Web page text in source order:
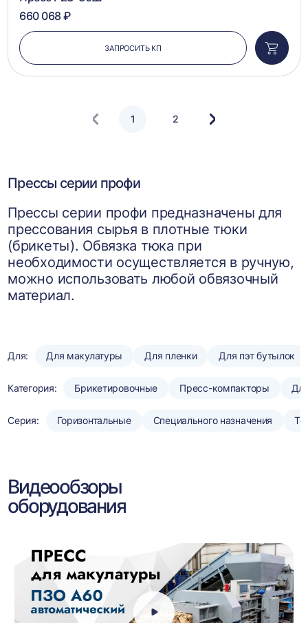
660 068 ₽
ЗАПРОСИТЬ КП
в
1 2
Следующая
Прессы серии профи
Прессы серии профи предназначены для
прессования сырья в плотные тюки
(брикеты). Обвязка тюка при
необходимости осуществляется в ручную,
можно использовать любой обвязочный
материал.
Для: Для макулатуры Для пленки Для пэт бутылок
Категория: Брикетировочные Пресс-компакторы
Серия: Горизонтальные Специального назначения
Видеообзоры
оборудования